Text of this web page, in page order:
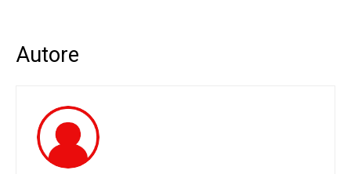
Autore